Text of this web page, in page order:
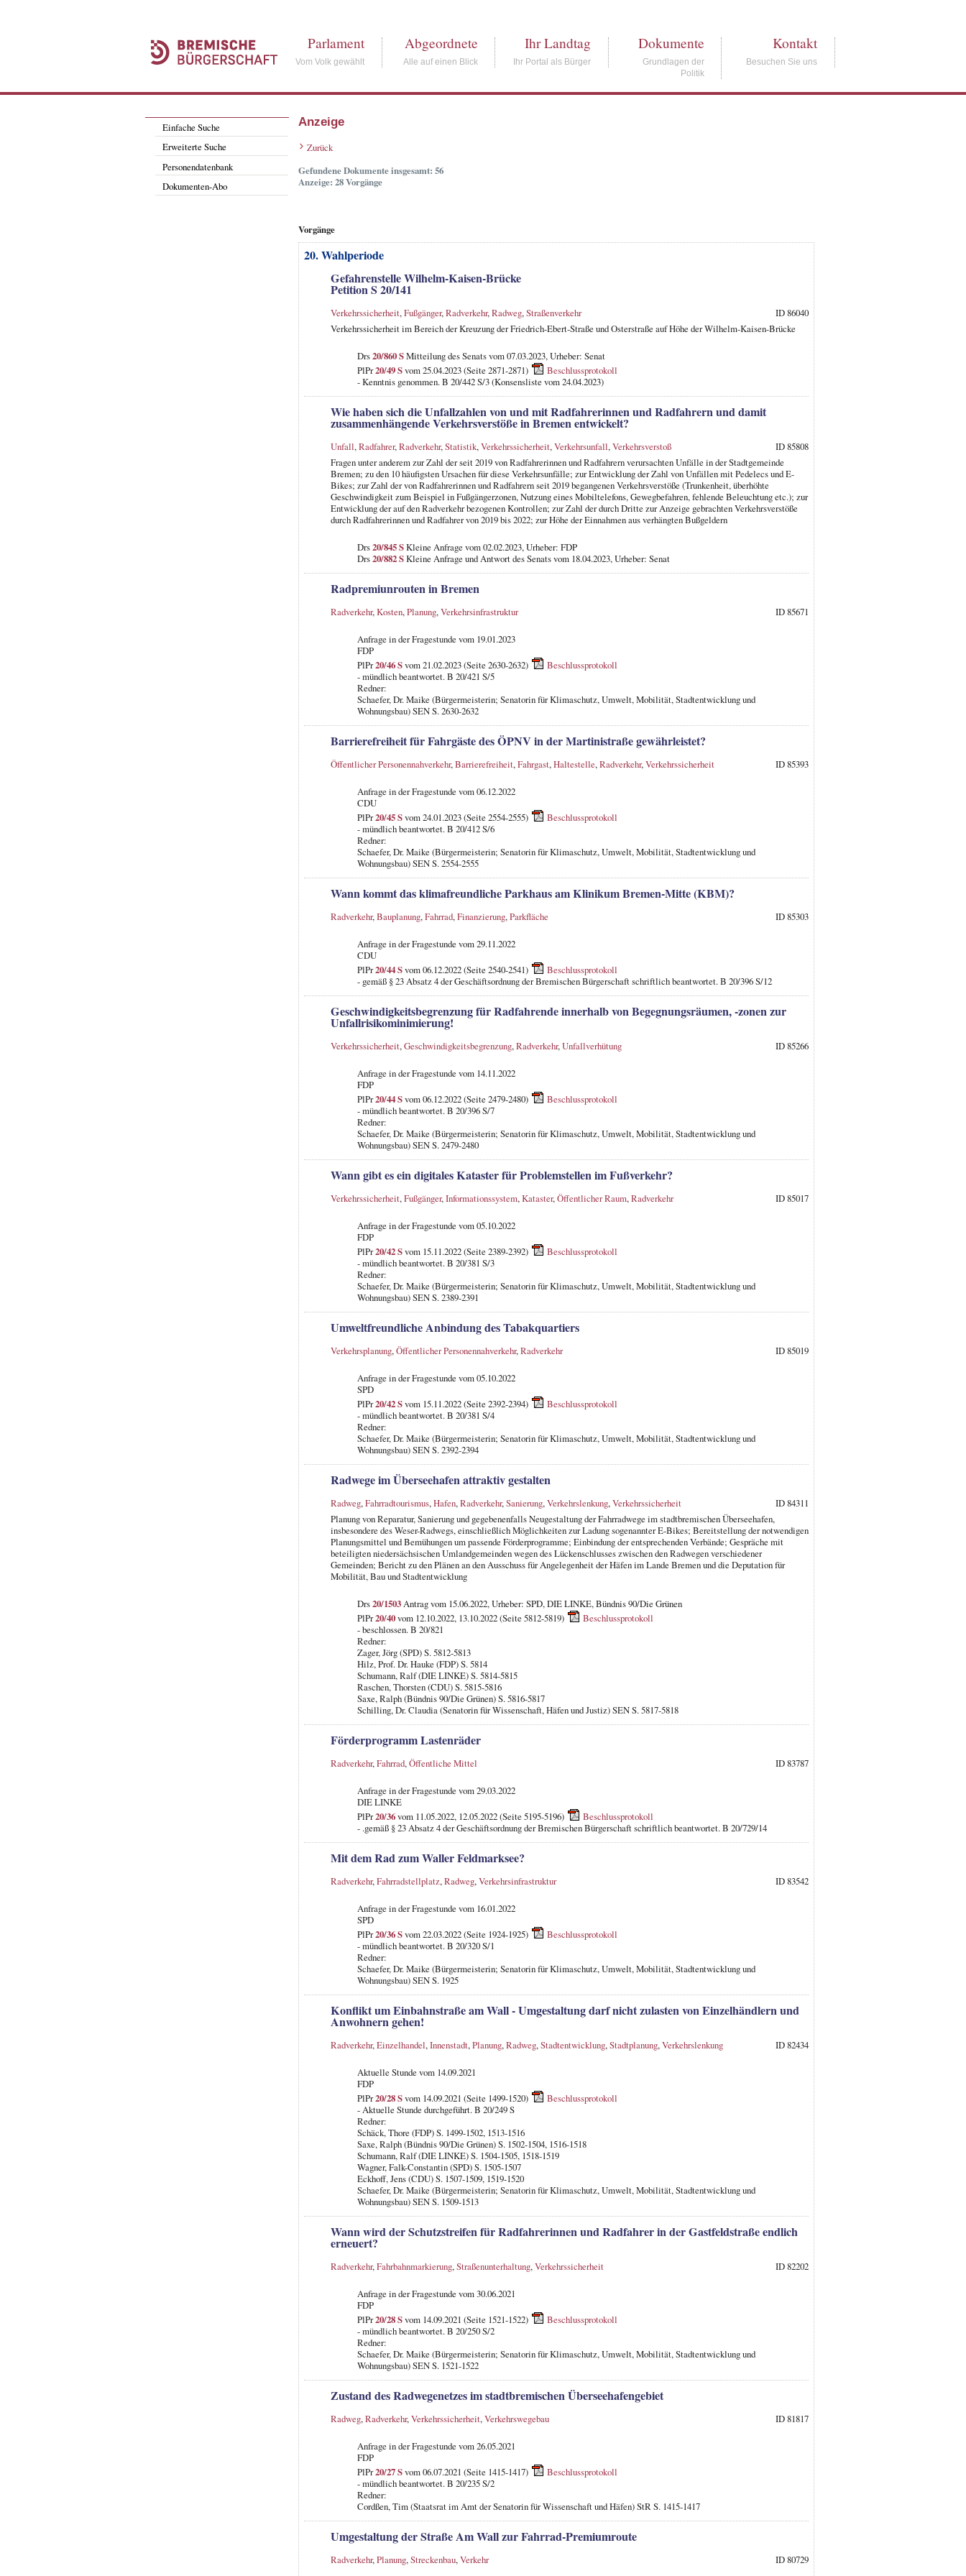
Parlament
Vom Volk gewählt
Abgeordnete
Alle auf einen Blick
Ihr Landtag
Ihr Portal als Bürger
Dokumente
Grundlagen der
Politik
Kontakt
Besuchen Sie uns
Einfache Suche
Erweiterte Suche
Personendatenbank
Dokumenten-Abo
Anzeige
Zurück
Gefundene Dokumente insgesamt: 56
Anzeige: 28 Vorgänge
Vorgänge
20. Wahlperiode
Gefahrenstelle Wilhelm-Kaisen-Brücke
Petition S 20/141
Verkehrssicherheit,Fußgänger,Radverkehr,Radweg,Straßenverkehr
ID 86040
Verkehrssicherheit im Bereich der Kreuzung der Friedrich-Ebert-Straße und Osterstraße auf Höhe der Wilhelm-Kaisen-Brücke
Drs20/860 SMitteilung des Senats vom 07.03.2023, Urheber: Senat
PlPr20/49 Svom 25.04.2023 (Seite 2871-2871)
Beschlussprotokoll
- Kenntnis genommen. B 20/442 S/3 (Konsensliste vom 24.04.2023)
Wie haben sich die Unfallzahlen von und mit Radfahrerinnen und Radfahrern und damit
zusammenhängende Verkehrsverstöße in Bremen entwickelt?
Unfall,Radfahrer,Radverkehr,Statistik,Verkehrssicherheit,Verkehrsunfall,Verkehrsverstoß
ID 85808
Fragen unter anderem zur Zahl der seit 2019 von Radfahrerinnen und Radfahrern verursachten Unfälle in der Stadtgemeinde
Bremen; zu den 10 häufigsten Ursachen für diese Verkehrsunfälle; zur Entwicklung der Zahl von Unfällen mit Pedelecs und E-
Bikes; zur Zahl der von Radfahrerinnen und Radfahrern seit 2019 begangenen Verkehrsverstöße (Trunkenheit, überhöhte
Geschwindigkeit zum Beispiel in Fußgängerzonen, Nutzung eines Mobiltelefons, Gewegbefahren, fehlende Beleuchtung etc.); zur
Entwicklung der auf den Radverkehr bezogenen Kontrollen; zur Zahl der durch Dritte zur Anzeige gebrachten Verkehrsverstöße
durch Radfahrerinnen und Radfahrer von 2019 bis 2022; zur Höhe der Einnahmen aus verhängten Bußgeldern
Drs20/845 SKleine Anfrage vom 02.02.2023, Urheber: FDP
Drs20/882 SKleine Anfrage und Antwort des Senats vom 18.04.2023, Urheber: Senat
Radpremiunrouten in Bremen
Radverkehr,Kosten,Planung,Verkehrsinfrastruktur ID 85671
Anfrage in der Fragestundevom 19.01.2023
FDP
PlPr20/46 Svom 21.02.2023 (Seite 2630-2632)
Beschlussprotokoll
- mündlich beantwortet. B 20/421 S/5
Redner:
Schaefer, Dr. Maike (Bürgermeisterin; Senatorin für Klimaschutz, Umwelt, Mobilität, Stadtentwicklung und
Wohnungsbau) SEN S. 2630-2632
Barrierefreiheit für Fahrgäste des ÖPNV in der Martinistraße gewährleistet?
Öffentlicher Personennahverkehr,Barrierefreiheit,Fahrgast,Haltestelle,Radverkehr,Verkehrssicherheit ID 85393
Anfrage in der Fragestundevom 06.12.2022
CDU
PlPr20/45 Svom 24.01.2023 (Seite 2554-2555)
Beschlussprotokoll
- mündlich beantwortet. B 20/412 S/6
Redner:
Schaefer, Dr. Maike (Bürgermeisterin; Senatorin für Klimaschutz, Umwelt, Mobilität, Stadtentwicklung und
Wohnungsbau) SEN S. 2554-2555
Wann kommt das klimafreundliche Parkhaus am Klinikum Bremen-Mitte (KBM)?
Radverkehr,Bauplanung,Fahrrad,Finanzierung,Parkfläche ID 85303
Anfrage in der Fragestundevom 29.11.2022
CDU
PlPr20/44 Svom 06.12.2022 (Seite 2540-2541)
Beschlussprotokoll
- gemäß § 23 Absatz 4 der Geschäftsordnung der Bremischen Bürgerschaft schriftlich beantwortet. B 20/396 S/12
Geschwindigkeitsbegrenzung für Radfahrende innerhalb von Begegnungsräumen, -zonen zur
Unfallrisikominimierung!
Verkehrssicherheit,Geschwindigkeitsbegrenzung,Radverkehr,Unfallverhütung ID 85266
Anfrage in der Fragestundevom 14.11.2022
FDP
PlPr20/44 Svom 06.12.2022 (Seite 2479-2480)
Beschlussprotokoll
- mündlich beantwortet. B 20/396 S/7
Redner:
Schaefer, Dr. Maike (Bürgermeisterin; Senatorin für Klimaschutz, Umwelt, Mobilität, Stadtentwicklung und
Wohnungsbau) SEN S. 2479-2480
Wann gibt es ein digitales Kataster für Problemstellen im Fußverkehr?
Verkehrssicherheit,Fußgänger,Informationssystem,Kataster,Öffentlicher Raum,Radverkehr ID 85017
Anfrage in der Fragestundevom 05.10.2022
FDP
PlPr20/42 Svom 15.11.2022 (Seite 2389-2392)
Beschlussprotokoll
- mündlich beantwortet. B 20/381 S/3
Redner:
Schaefer, Dr. Maike (Bürgermeisterin; Senatorin für Klimaschutz, Umwelt, Mobilität, Stadtentwicklung und
Wohnungsbau) SEN S. 2389-2391
Umweltfreundliche Anbindung des Tabakquartiers
Verkehrsplanung,Öffentlicher Personennahverkehr,Radverkehr ID 85019
Anfrage in der Fragestundevom 05.10.2022
SPD
PlPr20/42 Svom 15.11.2022 (Seite 2392-2394)
Beschlussprotokoll
- mündlich beantwortet. B 20/381 S/4
Redner:
Schaefer, Dr. Maike (Bürgermeisterin; Senatorin für Klimaschutz, Umwelt, Mobilität, Stadtentwicklung und
Wohnungsbau) SEN S. 2392-2394
Radwege im Überseehafen attraktiv gestalten
Radweg,Fahrradtourismus,Hafen,Radverkehr,Sanierung,Verkehrslenkung,Verkehrssicherheit
ID 84311
Planung von Reparatur, Sanierung und gegebenenfalls Neugestaltung der Fahrradwege im stadtbremischen Überseehafen,
insbesondere des Weser-Radwegs, einschließlich Möglichkeiten zur Ladung sogenannter E-Bikes; Bereitstellung der notwendigen
Planungsmittel und Bemühungen um passende Förderprogramme; Einbindung der entsprechenden Verbände; Gespräche mit
beteiligten niedersächsischen Umlandgemeinden wegen des Lückenschlusses zwischen den Radwegen verschiedener
Gemeinden; Bericht zu den Plänen an den Ausschuss für Angelegenheit der Häfen im Lande Bremen und die Deputation für
Mobilität, Bau und Stadtentwicklung
Drs20/1503Antrag vom 15.06.2022, Urheber: SPD, DIE LINKE, Bündnis 90/Die Grünen
PlPr20/40vom 12.10.2022, 13.10.2022 (Seite 5812-5819)
Beschlussprotokoll
- beschlossen. B 20/821
Redner:
Zager, Jörg (SPD) S. 5812-5813
Hilz, Prof. Dr. Hauke (FDP) S. 5814
Schumann, Ralf (DIE LINKE) S. 5814-5815
Raschen, Thorsten (CDU) S. 5815-5816
Saxe, Ralph (Bündnis 90/Die Grünen) S. 5816-5817
Schilling, Dr. Claudia (Senatorin für Wissenschaft, Häfen und Justiz) SEN S. 5817-5818
Förderprogramm Lastenräder
Radverkehr,Fahrrad,Öffentliche Mittel ID 83787
Anfrage in der Fragestundevom 29.03.2022
DIE LINKE
PlPr20/36vom 11.05.2022, 12.05.2022 (Seite 5195-5196)
Beschlussprotokoll
- .gemäß § 23 Absatz 4 der Geschäftsordnung der Bremischen Bürgerschaft schriftlich beantwortet. B 20/729/14
Mit dem Rad zum Waller Feldmarksee?
Radverkehr,Fahrradstellplatz,Radweg,Verkehrsinfrastruktur ID 83542
Anfrage in der Fragestundevom 16.01.2022
SPD
PlPr20/36 Svom 22.03.2022 (Seite 1924-1925)
Beschlussprotokoll
- mündlich beantwortet. B 20/320 S/1
Redner:
Schaefer, Dr. Maike (Bürgermeisterin; Senatorin für Klimaschutz, Umwelt, Mobilität, Stadtentwicklung und
Wohnungsbau) SEN S. 1925
Konflikt um Einbahnstraße am Wall - Umgestaltung darf nicht zulasten von Einzelhändlern und
Anwohnern gehen!
Radverkehr,Einzelhandel,Innenstadt,Planung,Radweg,Stadtentwicklung,Stadtplanung,Verkehrslenkung ID 82434
Aktuelle Stunde vom 14.09.2021
FDP
PlPr20/28 Svom 14.09.2021 (Seite 1499-1520)
Beschlussprotokoll
- Aktuelle Stunde durchgeführt. B 20/249 S
Redner:
Schäck, Thore (FDP) S. 1499-1502, 1513-1516
Saxe, Ralph (Bündnis 90/Die Grünen) S. 1502-1504, 1516-1518
Schumann, Ralf (DIE LINKE) S. 1504-1505, 1518-1519
Wagner, Falk-Constantin (SPD) S. 1505-1507
Eckhoff, Jens (CDU) S. 1507-1509, 1519-1520
Schaefer, Dr. Maike (Bürgermeisterin; Senatorin für Klimaschutz, Umwelt, Mobilität, Stadtentwicklung und
Wohnungsbau) SEN S. 1509-1513
Wann wird der Schutzstreifen für Radfahrerinnen und Radfahrer in der Gastfeldstraße endlich
erneuert?
Radverkehr,Fahrbahnmarkierung,Straßenunterhaltung,Verkehrssicherheit ID 82202
Anfrage in der Fragestundevom 30.06.2021
FDP
PlPr20/28 Svom 14.09.2021 (Seite 1521-1522)
Beschlussprotokoll
- mündlich beantwortet. B 20/250 S/2
Redner:
Schaefer, Dr. Maike (Bürgermeisterin; Senatorin für Klimaschutz, Umwelt, Mobilität, Stadtentwicklung und
Wohnungsbau) SEN S. 1521-1522
Zustand des Radwegenetzes im stadtbremischen Überseehafengebiet
Radweg,Radverkehr,Verkehrssicherheit,Verkehrswegebau ID 81817
Anfrage in der Fragestundevom 26.05.2021
FDP
PlPr20/27 Svom 06.07.2021 (Seite 1415-1417)
Beschlussprotokoll
- mündlich beantwortet. B 20/235 S/2
Redner:
Cordßen, Tim (Staatsrat im Amt der Senatorin für Wissenschaft und Häfen) StR S. 1415-1417
Umgestaltung der Straße Am Wall zur Fahrrad-Premiumroute
Radverkehr,Planung,Streckenbau,Verkehr ID 80729